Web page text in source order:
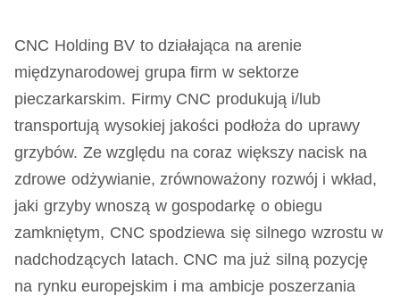
CNC Holding BV to działająca na arenie
międzynarodowej grupa firm w sektorze
pieczarkarskim. Firmy CNC produkują i/lub
transportują wysokiej jakości podłoża do uprawy
grzybów. Ze względu na coraz większy nacisk na
zdrowe odżywianie, zrównoważony rozwój i wkład,
jaki grzyby wnoszą w gospodarkę o obiegu
zamkniętym, CNC spodziewa się silnego wzrostu w
nadchodzących latach. CNC ma już silną pozycję
na rynku europejskim i ma ambicje poszerzania